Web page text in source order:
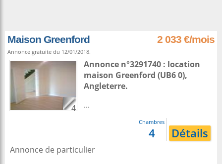
Maison Greenford 2 033 €/mois
Annonce gratuite du 12/01/2018.
4
Annonce n°3291740 : location
maison Greenford (UB6 0),
Angleterre.
...
Chambres
4 Détails
Annonce de particulier